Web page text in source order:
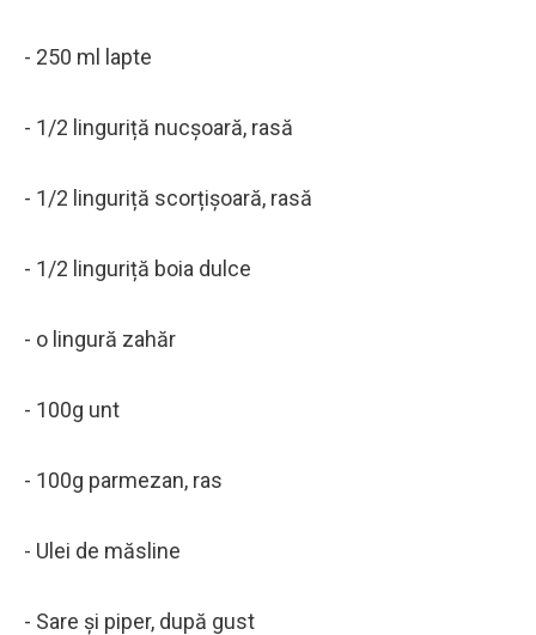
- 250 ml lapte
- 1/2 linguriță nucșoară, rasă
- 1/2 linguriță scorțișoară, rasă
- 1/2 linguriță boia dulce
- o lingură zahăr
- 100g unt
- 100g parmezan, ras
- Ulei de măsline
- Sare și piper, după gust